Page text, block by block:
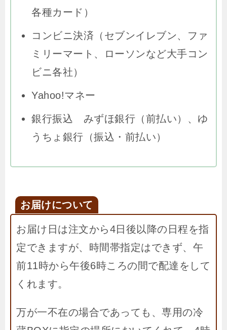
各種カード）
コンビニ決済（セブンイレブン、ファ
ミリーマート、ローソンなど大手コン
ビニ各社）
Yahoo!マネー
銀行振込 みずほ銀行（前払い）、ゆ
うちょ銀行（振込・前払い）
お届けについて
お届け日は注文から4日後以降の日程を指
定できますが、時間帯指定はできず、午
前11時から午後6時ころの間で配達をして
くれます。
万が一不在の場合であっても、専用の冷